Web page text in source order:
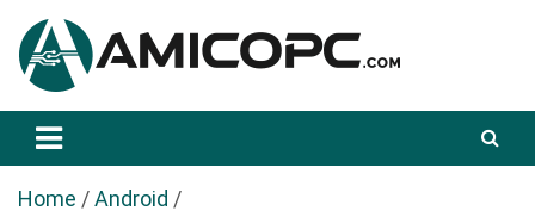
a
Amicopc.com
Home
Android